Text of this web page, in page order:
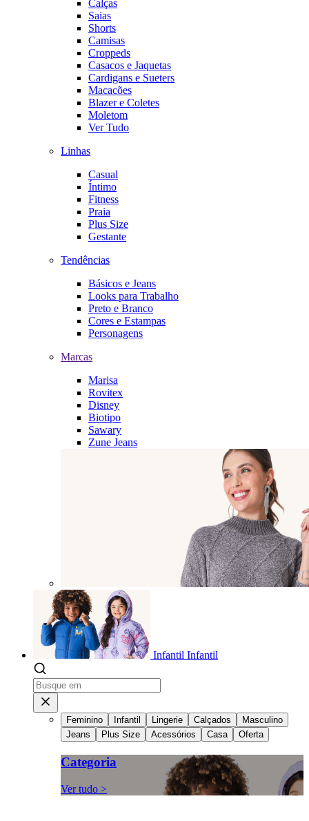
Calças
Saias
Shorts
Camisas
Croppeds
Casacos e Jaquetas
Cardigans e Sueters
Macacões
Blazer e Coletes
Moletom
Ver Tudo
Linhas
Casual
Íntimo
Fitness
Praia
Plus Size
Gestante
Tendências
Básicos e Jeans
Looks para Trabalho
Preto e Branco
Cores e Estampas
Personagens
Marcas
Marisa
Rovitex
Disney
Biotipo
Sawary
Zune Jeans
Infantil Infantil
Feminino Infantil Lingerie Calçados
Masculino
Jeans
Plus Size Acessórios Casa Oferta
Categoria
Ver tudo >